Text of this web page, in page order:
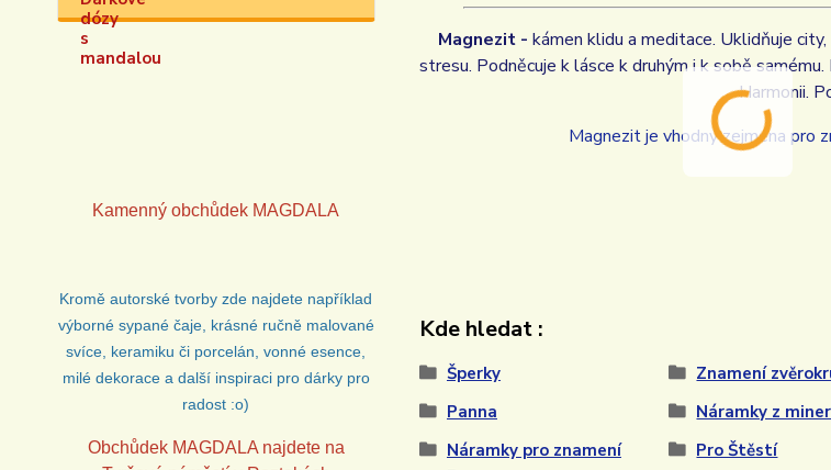
Kamenný obchůdek MAGDALA
Kromě autorské tvorby zde najdete například
výborné sypané čaje, krásné ručně malované
svíce, keramiku či porcelán, vonné esence,
milé dekorace a další inspiraci pro dárky pro
radost :o)
Obchůdek MAGDALA najdete na
Magnezit - kámen klidu a meditace. Uklidňuje
stresu. Podněcuje k lásce k druhým i k sobě
Harmonii.
Magnezit je vhodný zejména pro
Kde hledat :
Šperky Znamení
Panna
Náramky z
Náramky pro znamení
Pro Štěstí